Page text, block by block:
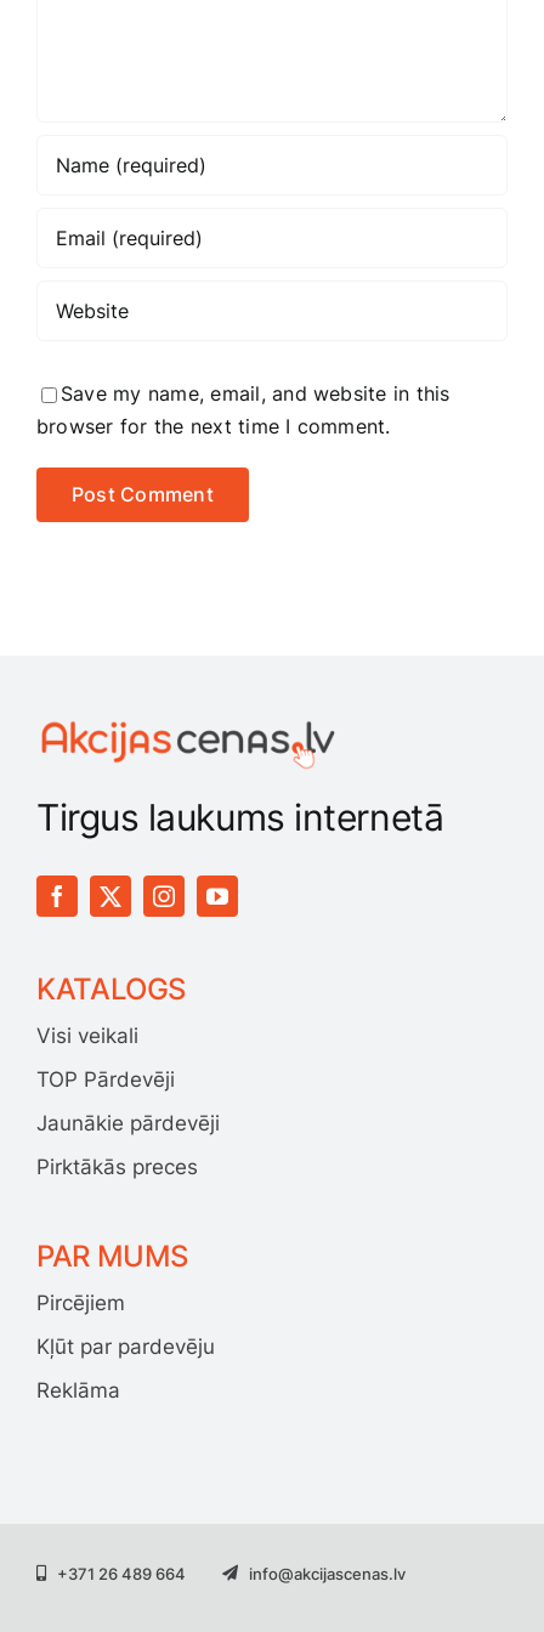
Save my name, email, and website in this
browser for the next time I comment.
Tirgus laukums internetā
KATALOGS
Visi veikali
TOP Pārdevēji
Jaunākie pārdevēji
Pirktākās preces
PAR MUMS
Pircējiem
Kļūt par pardevēju
Reklāma
+371 26 489 664 info@akcijascenas.lv